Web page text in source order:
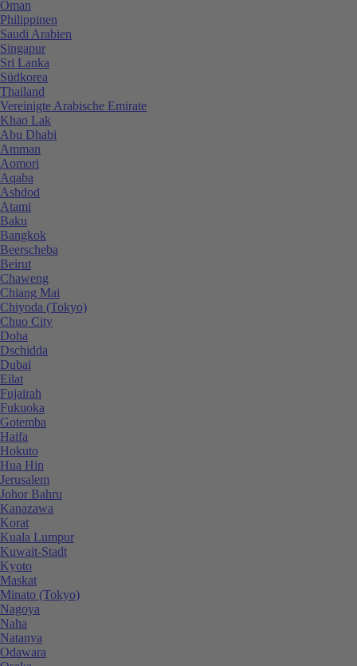
Oman
Philippinen
Saudi Arabien
Singapur
Sri Lanka
Südkorea
Thailand
Vereinigte Arabische Emirate
Khao Lak
Abu Dhabi
Amman
Aomori
Aqaba
Ashdod
Atami
Baku
Bangkok
Beerscheba
Beirut
Chaweng
Chiang Mai
Chiyoda (Tokyo)
Chuo City
Doha
Dschidda
Dubai
Eilat
Fujairah
Fukuoka
Gotemba
Haifa
Hokuto
Hua Hin
Jerusalem
Johor Bahru
Kanazawa
Korat
Kuala Lumpur
Kuwait-Stadt
Kyoto
Maskat
Minato (Tokyo)
Nagoya
Naha
Natanya
Odawara